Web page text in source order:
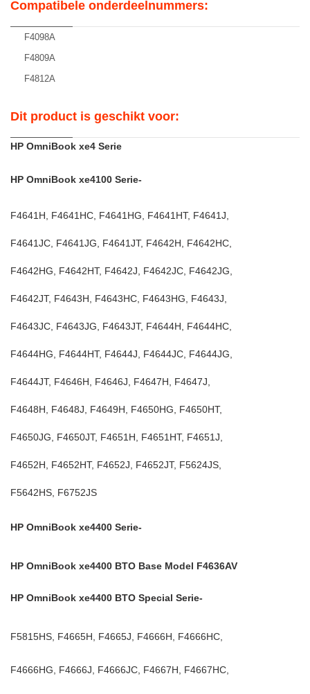
Compatibele onderdeelnummers:
F4098A
F4809A
F4812A
Dit product is geschikt voor:
HP OmniBook xe4 Serie
HP OmniBook xe4100 Serie-
F4641H, F4641HC, F4641HG, F4641HT, F4641J,
F4641JC, F4641JG, F4641JT, F4642H, F4642HC,
F4642HG, F4642HT, F4642J, F4642JC, F4642JG,
F4642JT, F4643H, F4643HC, F4643HG, F4643J,
F4643JC, F4643JG, F4643JT, F4644H, F4644HC,
F4644HG, F4644HT, F4644J, F4644JC, F4644JG,
F4644JT, F4646H, F4646J, F4647H, F4647J,
F4648H, F4648J, F4649H, F4650HG, F4650HT,
F4650JG, F4650JT, F4651H, F4651HT, F4651J,
F4652H, F4652HT, F4652J, F4652JT, F5624JS,
F5642HS, F6752JS
HP OmniBook xe4400 Serie-
HP OmniBook xe4400 BTO Base Model F4636AV
HP OmniBook xe4400 BTO Special Serie-
F5815HS, F4665H, F4665J, F4666H, F4666HC,
F4666HG, F4666J, F4666JC, F4667H, F4667HC,